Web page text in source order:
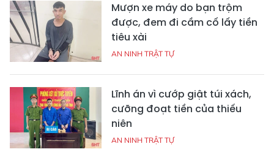
Mượn xe máy do bạn trộm
được, đem đi cầm cố lấy tiền
tiêu xài
AN NINH TRẬT TỰ
Lĩnh án vì cướp giật túi xách,
cưỡng đoạt tiền của thiếu
niên
AN NINH TRẬT TỰ